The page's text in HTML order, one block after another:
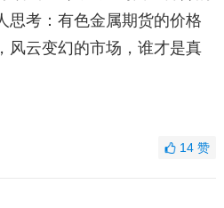
思考：有色金属期货的价格
风云变幻的市场，谁才是真
14赞